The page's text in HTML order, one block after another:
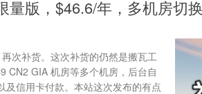
量版，$46.6/年，多机房切
次补货。这次补货的仍然是搬瓦工
CN2 GIA 机房等多个机房，后台自
及信用卡付款。本站这次发布的有点